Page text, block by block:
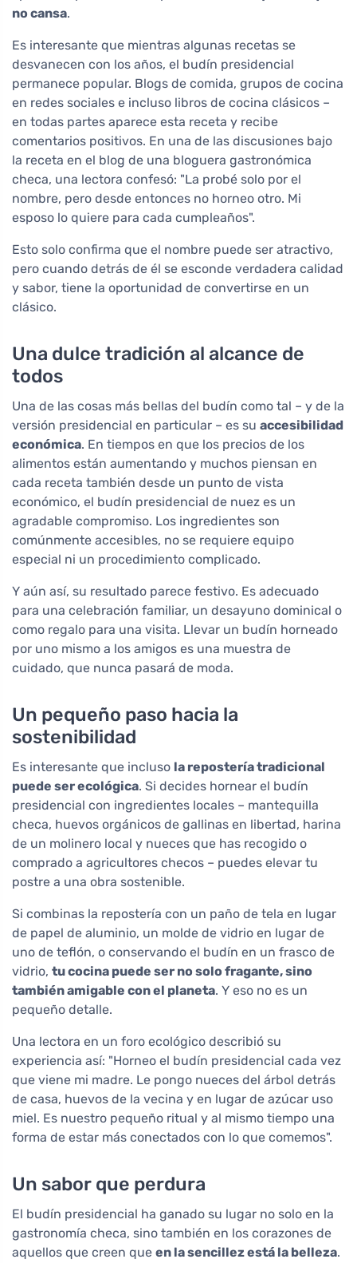
no cansa.
Es interesante que mientras algunas recetas se
desvanecen con los años, el budín presidencial
permanece popular. Blogs de comida, grupos de cocina
en redes sociales e incluso libros de cocina clásicos –
en todas partes aparece esta receta y recibe
comentarios positivos. En una de las discusiones bajo
la receta en el blog de una bloguera gastronómica
checa, una lectora confesó: "La probé solo por el
nombre, pero desde entonces no horneo otro. Mi
esposo lo quiere para cada cumpleaños".
Esto solo confirma que el nombre puede ser atractivo,
pero cuando detrás de él se esconde verdadera calidad
y sabor, tiene la oportunidad de convertirse en un
clásico.
Una dulce tradición al alcance de
todos
Una de las cosas más bellas del budín como tal – y de la
versión presidencial en particular – es su accesibilidad
económica. En tiempos en que los precios de los
alimentos están aumentando y muchos piensan en
cada receta también desde un punto de vista
económico, el budín presidencial de nuez es un
agradable compromiso. Los ingredientes son
comúnmente accesibles, no se requiere equipo
especial ni un procedimiento complicado.
Y aún así, su resultado parece festivo. Es adecuado
para una celebración familiar, un desayuno dominical o
como regalo para una visita. Llevar un budín horneado
por uno mismo a los amigos es una muestra de
cuidado, que nunca pasará de moda.
Un pequeño paso hacia la
sostenibilidad
Es interesante que incluso la repostería tradicional
puede ser ecológica. Si decides hornear el budín
presidencial con ingredientes locales – mantequilla
checa, huevos orgánicos de gallinas en libertad, harina
de un molinero local y nueces que has recogido o
comprado a agricultores checos – puedes elevar tu
postre a una obra sostenible.
Si combinas la repostería con un paño de tela en lugar
de papel de aluminio, un molde de vidrio en lugar de
uno de teflón, o conservando el budín en un frasco de
vidrio, tu cocina puede ser no solo fragante, sino
también amigable con el planeta. Y eso no es un
pequeño detalle.
Una lectora en un foro ecológico describió su
experiencia así: "Horneo el budín presidencial cada vez
que viene mi madre. Le pongo nueces del árbol detrás
de casa, huevos de la vecina y en lugar de azúcar uso
miel. Es nuestro pequeño ritual y al mismo tiempo una
forma de estar más conectados con lo que comemos".
Un sabor que perdura
El budín presidencial ha ganado su lugar no solo en la
gastronomía checa, sino también en los corazones de
aquellos que creen que en la sencillez está la belleza.